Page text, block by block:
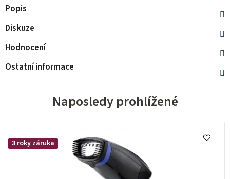
Popis
Diskuze
Hodnocení
Ostatní informace
Naposledy prohlížené
3 roky záruka